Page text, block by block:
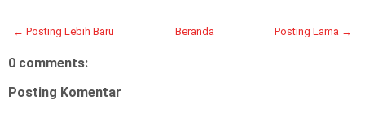
← Posting Lebih Baru Posting Lama →
Beranda
0 comments:
Posting Komentar